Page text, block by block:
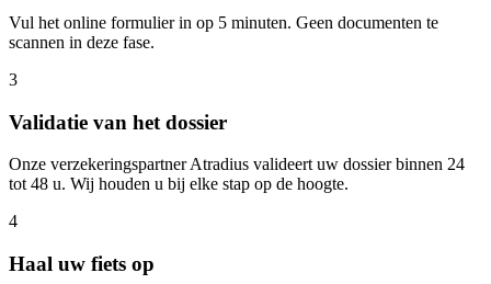
Vul het online formulier in op 5 minuten. Geen documenten te
scannen in deze fase.
3
Validatie van het dossier
Onze verzekeringspartner Atradius valideert uw dossier binnen 24
tot 48 u. Wij houden u bij elke stap op de hoogte.
4
Haal uw fiets op